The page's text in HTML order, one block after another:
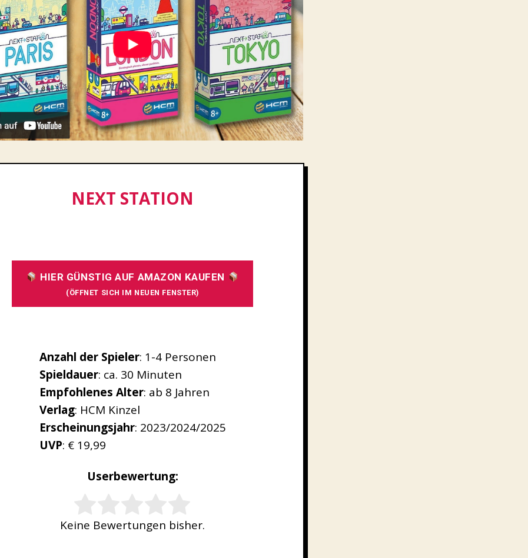
NEXT STATION
HIER GÜNSTIG AUF AMAZON KAUFEN
(ÖFFNET SICH IM NEUEN FENSTER)
Anzahl der Spieler: 1-4 Personen
Spieldauer: ca. 30 Minuten
Empfohlenes Alter: ab 8 Jahren
Verlag: HCM Kinzel
Erscheinungsjahr: 2023/2024/2025
UVP: € 19,99
Userbewertung:
SUBMIT RATING
Keine Bewertungen bisher.